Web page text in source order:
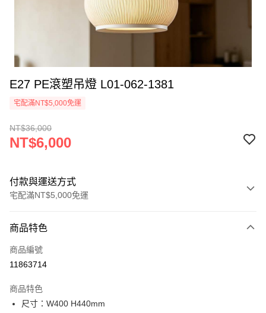
E27 PE滾塑吊燈 L01-062-1381
宅配滿NT$5,000免運
NT$36,000
NT$6,000
付款與運送方式
宅配滿NT$5,000免運
信用卡一次付款
LINE Pay
街口支付
商品特色
商品編號
11863714
商品特色
尺寸：W400 H440mm